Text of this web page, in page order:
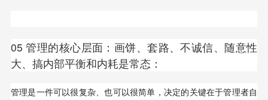
05 管理的核心层面：画饼、套路、不诚信、随意性
大、搞内部平衡和内耗是常态：
管理是一件可以很复杂、也可以很简单，决定的关键在于管理者自